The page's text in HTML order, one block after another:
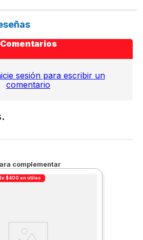
Comentarios
sesión para escribir un
comentario
complementar
$400 en útiles